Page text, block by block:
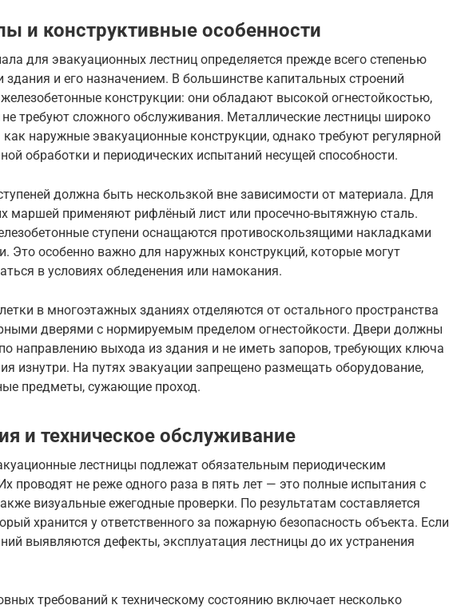
и конструктивные особенности
для эвакуационных лестниц определяется прежде всего степенью
здания и его назначением. В большинстве капитальных строений
конструкции: они обладают высокой огнестойкостью,
требуют сложного обслуживания. Металлические лестницы широко
как наружные эвакуационные конструкции, однако требуют регулярной
обработки и периодических испытаний несущей способности.
должна быть нескользкой вне зависимости от материала. Для
маршей применяют рифлёный лист или просечно-вытяжную сталь.
ступени оснащаются противоскользящими накладками
Это особенно важно для наружных конструкций, которые могут
в условиях обледенения или намокания.
в многоэтажных зданиях отделяются от остального пространства
дверями с нормируемым пределом огнестойкости. Двери должны
направлению выхода из здания и не иметь запоров, требующих ключа
изнутри. На путях эвакуации запрещено размещать оборудование,
предметы, сужающие проход.
и техническое обслуживание
лестницы подлежат обязательным периодическим
проводят не реже одного раза в пять лет — это полные испытания с
визуальные ежегодные проверки. По результатам составляется
хранится у ответственного за пожарную безопасность объекта. Если
выявляются дефекты, эксплуатация лестницы до их устранения
требований к техническому состоянию включает несколько